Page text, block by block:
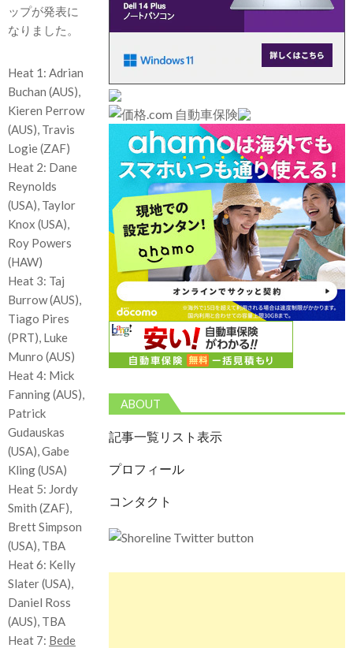
ップが発表に
なりました。
Heat 1: Adrian
Buchan (AUS),
Kieren Perrow
(AUS), Travis
Logie (ZAF)
Heat 2: Dane
Reynolds
(USA), Taylor
Knox (USA),
Roy Powers
(HAW)
Heat 3: Taj
Burrow (AUS),
Tiago Pires
(PRT), Luke
Munro (AUS)
Heat 4: Mick
Fanning (AUS),
Patrick
Gudauskas
(USA), Gabe
Kling (USA)
Heat 5: Jordy
Smith (ZAF),
Brett Simpson
(USA), TBA
Heat 6: Kelly
Slater (USA),
Daniel Ross
(AUS), TBA
Heat 7: Bede
ABOUT
記事一覧リスト表示
プロフィール
コンタクト